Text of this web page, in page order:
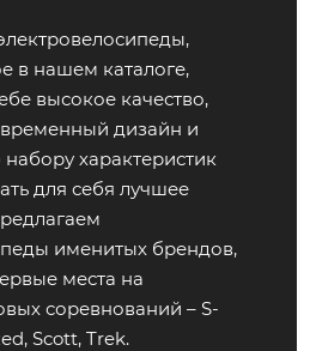
в нашем каталоге,
высокое качество,
дизайн и
характеристик
для себя лучшее
именитых брендов,
места на
соревнований – S-
Scott, Trek.